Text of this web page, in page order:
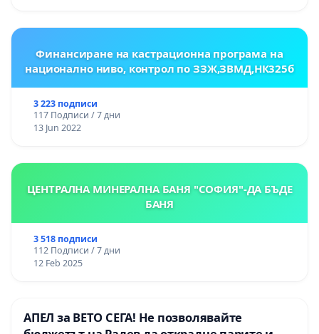
Финансиране на кастрационна програма на
национално ниво, контрол по ЗЗЖ,ЗВМД,НК325б
3 223 подписи
117 Подписи / 7 дни
13 Jun 2022
ЦЕНТРАЛНА МИНЕРАЛНА БАНЯ "СОФИЯ"-ДА БЪДЕ
БАНЯ
3 518 подписи
112 Подписи / 7 дни
12 Feb 2025
АПЕЛ за ВЕТО СЕГА! Не позволявайте